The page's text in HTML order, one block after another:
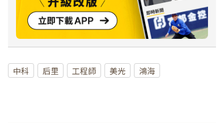
中科 后里 工程師 美光 鴻海